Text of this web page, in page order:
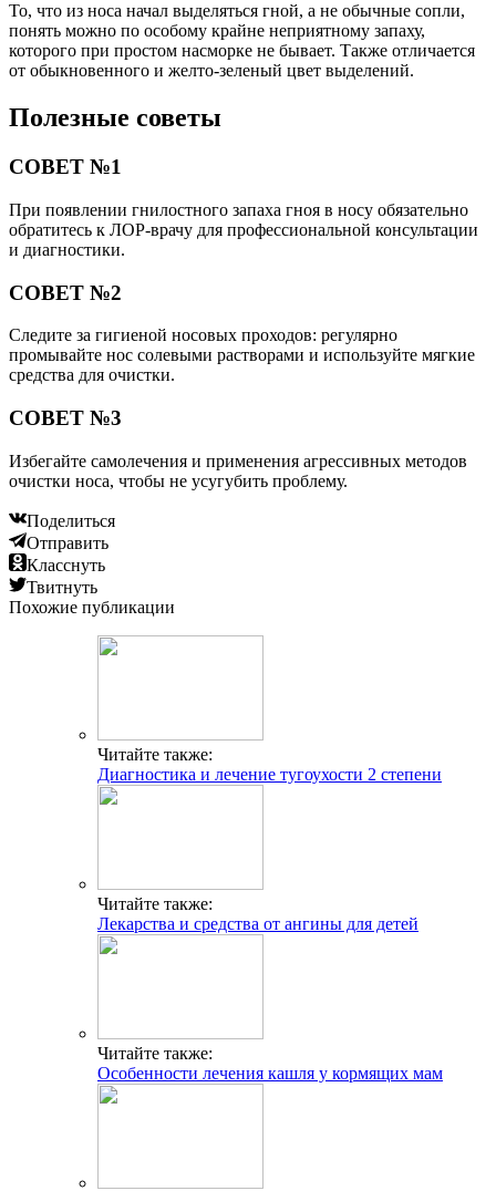
То, что из носа начал выделяться гной, а не обычные сопли,
понять можно по особому крайне неприятному запаху,
которого при простом насморке не бывает. Также отличается
от обыкновенного и желто-зеленый цвет выделений.
Полезные советы
СОВЕТ №1
При появлении гнилостного запаха гноя в носу обязательно
обратитесь к ЛОР-врачу для профессиональной консультации
и диагностики.
СОВЕТ №2
Следите за гигиеной носовых проходов: регулярно
промывайте нос солевыми растворами и используйте мягкие
средства для очистки.
СОВЕТ №3
Избегайте самолечения и применения агрессивных методов
очистки носа, чтобы не усугубить проблему.
Поделиться
Отправить
Класснуть
Твитнуть
Похожие публикации
Читайте также:
Диагностика и лечение тугоухости 2 степени
Читайте также:
Лекарства и средства от ангины для детей
Читайте также:
Особенности лечения кашля у кормящих мам